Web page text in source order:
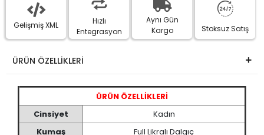
Gelişmiş XML
Hızlı
Entegrasyon
Aynı Gün
Kargo
Stoksuz Satış
ÜRÜN ÖZELLİKLERİ
ÜRÜN ÖZELLİKLERİ
Cinsiyet
Kadın
Kumaş
Full Likralı Dalgıç